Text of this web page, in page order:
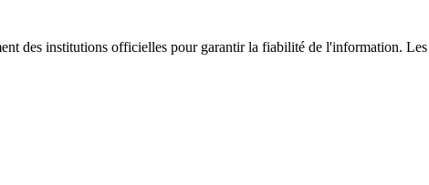
des institutions officielles pour garantir la fiabilité de l'information.